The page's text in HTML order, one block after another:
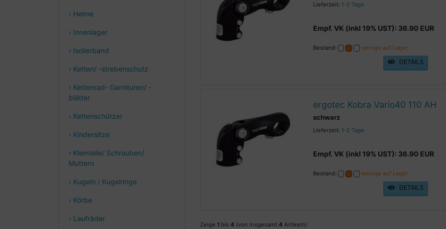
› Helme
› Innenlager
› Isolierband
› Ketten/ -strebenschutz
› Kettenrad- Garnituren/ -
blätter
› Kettenschützer
› Kindersitze
› Kleinteile/ Schrauben/
Muttern
› Kugeln / Kugelringe
› Körbe
› Laufräder
Lieferzeit: 1-2 Tage
Empf. VK (inkl 19% UST): 36.90 EUR
Bestand: wenige auf Lager
DETAILS
ergotec Kobra Vario40 110 AH
schwarz
Lieferzeit: 1-2 Tage
Empf. VK (inkl 19% UST): 36.90 EUR
Bestand: wenige auf Lager
DETAILS
Zeige 1 bis 4 (von insgesamt 4 Artikeln)